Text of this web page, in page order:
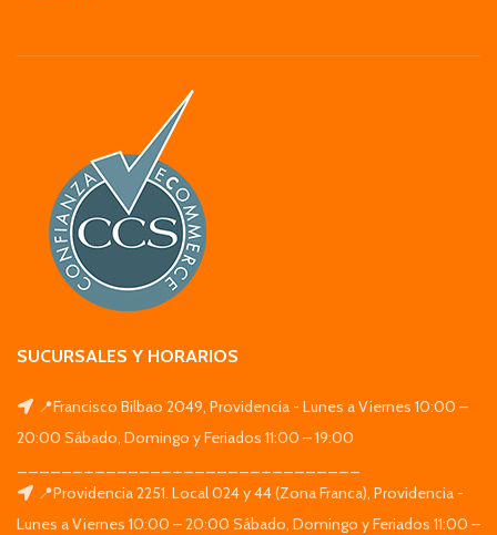
SUCURSALES Y HORARIOS
📍Francisco Bilbao 2049, Providencia - Lunes a Viernes 10:00 –
20:00 Sábado, Domingo y Feriados 11:00 – 19:00
📍Providencia 2251. Local 024 y 44 (Zona Franca), Providencia -
Lunes a Viernes 10:00 – 20:00 Sábado, Domingo y Feriados 11:00 –